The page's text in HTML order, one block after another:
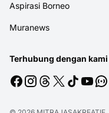
Aspirasi Borneo
Muranews
Terhubung dengan kami